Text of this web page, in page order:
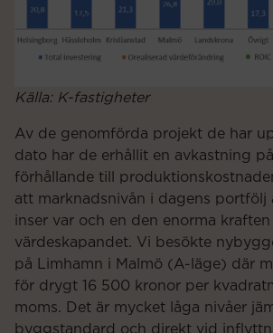
Källa: K-fastigheter
Av de genomförda projekt de har
dato har de erhållit en avkastning
förhållande till
att marknadsnivån i dagens portfölj
inser var och en den enorma kraften
värdeskapandet. Vi besökte
på Limhamn i Malmö (A-läge) där
för drygt 16 500 kronor per
moms. Det är mycket låga nivåer
byggstandard och direkt vid